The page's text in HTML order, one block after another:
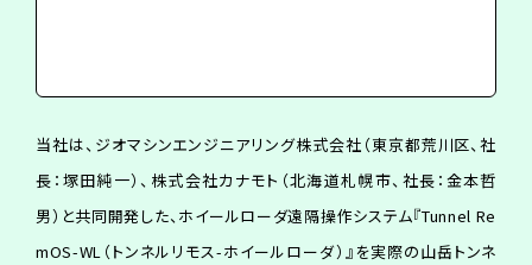
当社は、ジオマシンエンジニアリング株式会社（東京都荒川区、社
長：塚田純一）、株式会社カナモト（北海道札幌市、社長：金本哲
男）と共同開発した、ホイールローダ遠隔操作システム『Tunnel Re
mOS-WL（トンネルリモス-ホイールローダ）』を実際の山岳トンネ